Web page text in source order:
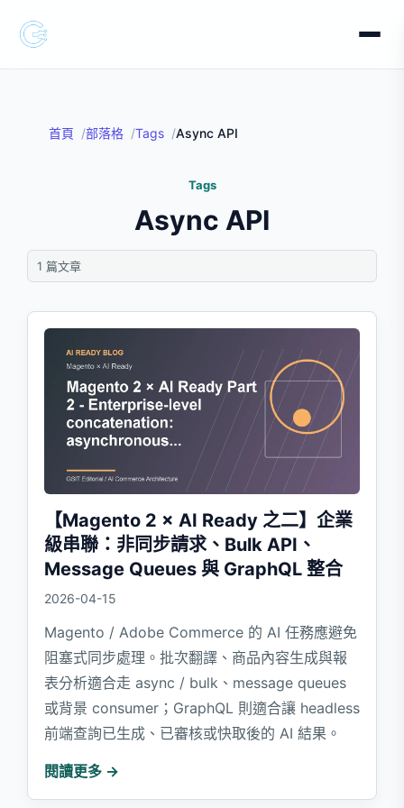
首頁 部落格 Tags Async API
Tags
Async API
1 篇文章
【Magento 2 × AI Ready 之二】企業
級串聯：非同步請求、Bulk API、
Message Queues 與 GraphQL 整合
2026-04-15
Magento / Adobe Commerce 的 AI 任務應避免
阻塞式同步處理。批次翻譯、商品內容生成與報
表分析適合走 async / bulk、message queues
或背景 consumer；GraphQL 則適合讓 headless
前端查詢已生成、已審核或快取後的 AI 結果。
閱讀更多 →